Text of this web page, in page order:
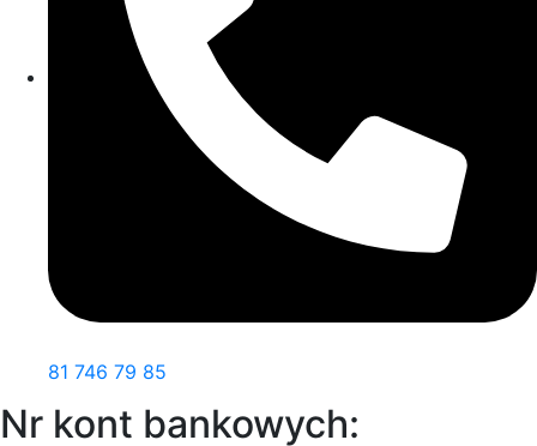
81 746 79 85
Nr kont bankowych: